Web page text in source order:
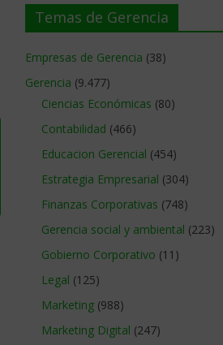
Temas de Gerencia
Empresas de Gerencia (38)
Gerencia (9.477)
Ciencias Económicas (80)
Contabilidad (466)
Educacion Gerencial (454)
Estrategia Empresarial (304)
Finanzas Corporativas (748)
Gerencia social y ambiental (223)
Gobierno Corporativo (11)
Legal (125)
Marketing (988)
Marketing Digital (247)